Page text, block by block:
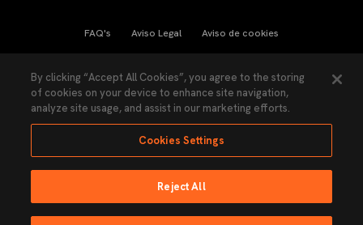
FAQ's Aviso Legal Aviso de cookies
Ley Transparencia Política de Privacidad
Accesibilidad
Ninguna parte de esta página puede ser reproducida sin el permiso del Valencia
By clicking “Accept All Cookies”, you agree to the storing
of cookies on your device to enhance site navigation,
analyze site usage, and assist in our marketing efforts.
Cookies Settings
Reject All